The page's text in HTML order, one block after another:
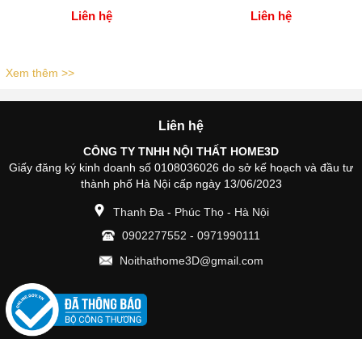
Liên hệ Liên hệ
Xem thêm >>
Liên hệ
CÔNG TY TNHH NỘI THẤT HOME3D
Giấy đăng ký kinh doanh số 0108036026 do sở kế hoạch và đầu tư
thành phố Hà Nội cấp ngày 13/06/2023
Thanh Đa - Phúc Thọ - Hà Nội
0902277552 - 0971990111
Noithathome3D@gmail.com